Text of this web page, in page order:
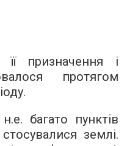
призначення і
протягом
багато пунктів
землі.